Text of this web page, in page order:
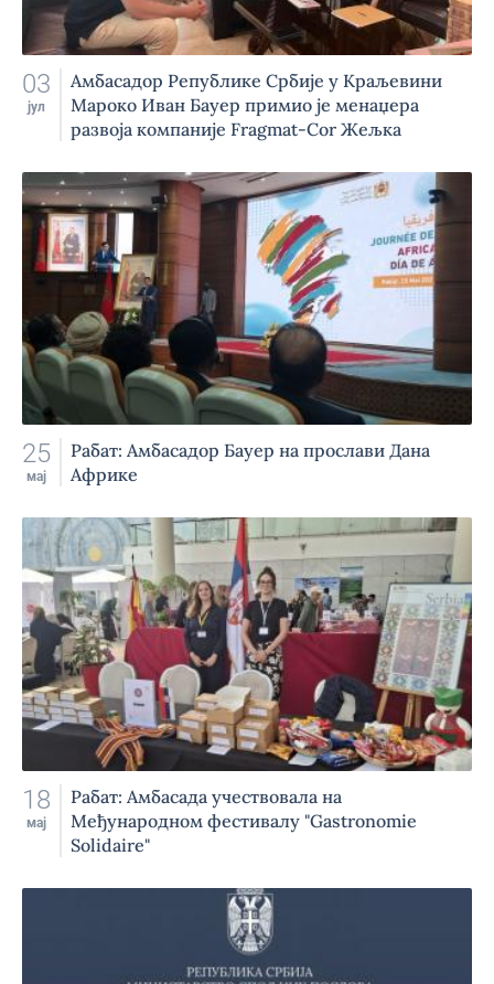
03
јул
Амбасадор Републике Србије у Краљевини
Мароко Иван Бауер примио је менаџера
развоја компаније Fragmat-Cor Жељка
BakersLake Advisory Фатин Мабкут, поводом
успостављања сарадње ове две компаније.
25
мај
Рабат: Амбасадор Бауер на прослави Дана
Африке
18
мај
Рабат: Амбасада учествовала на
Међународном фестивалу "Gastronomie
Solidaire"